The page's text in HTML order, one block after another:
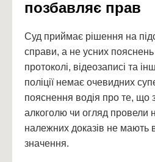
позбавляє прав
Суд приймає рішення на
справи, а не усних
протоколі, відеозаписі та
поліції немає очевидних
пояснення водія про те, що
алкоголю чи огляд провели
належних доказів не мають
значення.